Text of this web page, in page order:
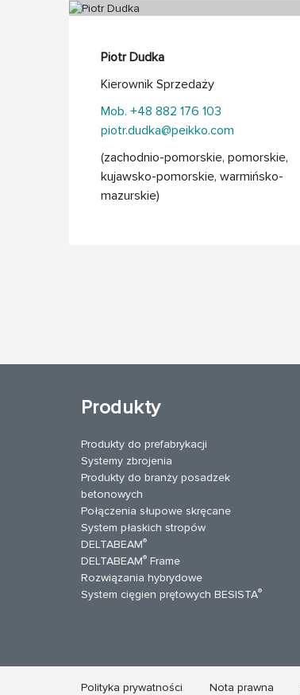
Piotr Dudka
Kierownik Sprzedaży
Mob. +48 882 176 103
piotr.dudka@peikko.com
(zachodnio-pomorskie, pomorskie,
kujawsko-pomorskie, warmińsko-
mazurskie)
Produkty
Produkty do prefabrykacji
Systemy zbrojenia
Produkty do branży posadzek
betonowych
Połączenia słupowe skręcane
System płaskich stropów
DELTABEAM®
DELTABEAM® Frame
Rozwiązania hybrydowe
System cięgien prętowych BESISTA®
Polityka prywatności Nota prawna